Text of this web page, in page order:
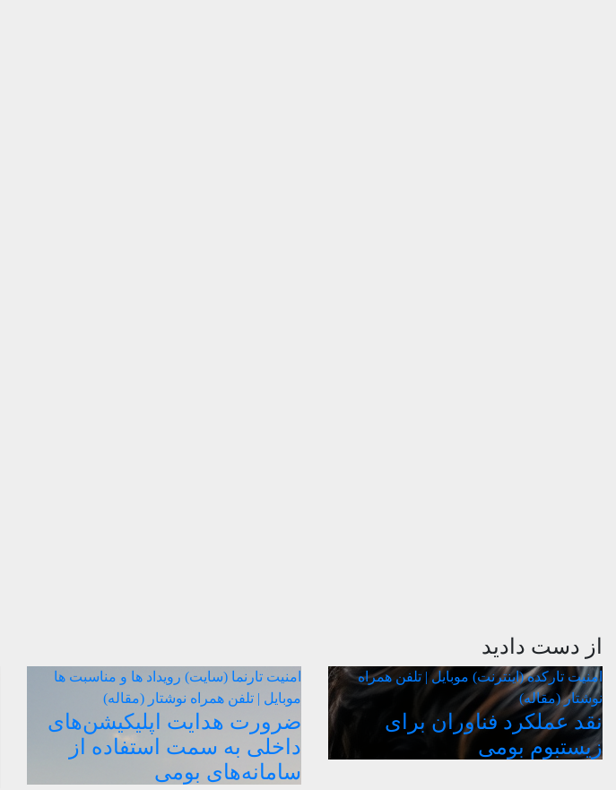
از دست دادید
امنیت تارکده (اینترنت) موبایل | تلفن همراه
نوشتار (مقاله)
نقد عملکرد فناوران برای
زیستبوم بومی
امنیت تارنما (سایت) رویداد ها و مناسبت ها
موبایل | تلفن همراه نوشتار (مقاله)
ضرورت هدایت اپلیکیشن‌های
داخلی به سمت استفاده از
سامانه‌های بومی